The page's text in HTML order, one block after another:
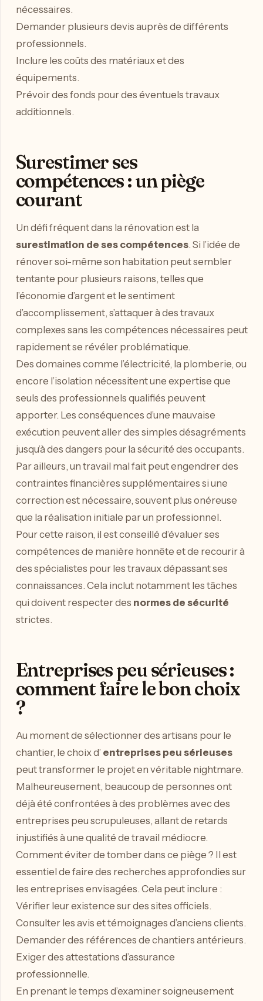
nécessaires.
Demander plusieurs devis auprès de différents
professionnels.
Inclure les coûts des matériaux et des
équipements.
Prévoir des fonds pour des éventuels travaux
additionnels.
Surestimer ses
compétences : un piège
courant
Un défi fréquent dans la rénovation est la
surestimation de ses compétences. Si l’idée de
rénover soi-même son habitation peut sembler
tentante pour plusieurs raisons, telles que
l’économie d’argent et le sentiment
d’accomplissement, s’attaquer à des travaux
complexes sans les compétences nécessaires peut
rapidement se révéler problématique.
Des domaines comme l’électricité, la plomberie, ou
encore l’isolation nécessitent une expertise que
seuls des professionnels qualifiés peuvent
apporter. Les conséquences d’une mauvaise
exécution peuvent aller des simples désagréments
jusqu’à des dangers pour la sécurité des occupants.
Par ailleurs, un travail mal fait peut engendrer des
contraintes financières supplémentaires si une
correction est nécessaire, souvent plus onéreuse
que la réalisation initiale par un professionnel.
Pour cette raison, il est conseillé d’évaluer ses
compétences de manière honnête et de recourir à
des spécialistes pour les travaux dépassant ses
connaissances. Cela inclut notamment les tâches
qui doivent respecter des normes de sécurité
strictes.
Entreprises peu sérieuses :
comment faire le bon choix
?
Au moment de sélectionner des artisans pour le
chantier, le choix d’ entreprises peu sérieuses
peut transformer le projet en véritable nightmare.
Malheureusement, beaucoup de personnes ont
déjà été confrontées à des problèmes avec des
entreprises peu scrupuleuses, allant de retards
injustifiés à une qualité de travail médiocre.
Comment éviter de tomber dans ce piège ? Il est
essentiel de faire des recherches approfondies sur
les entreprises envisagées. Cela peut inclure :
Vérifier leur existence sur des sites officiels.
Consulter les avis et témoignages d’anciens clients.
Demander des références de chantiers antérieurs.
Exiger des attestations d’assurance
professionnelle.
En prenant le temps d’examiner soigneusement